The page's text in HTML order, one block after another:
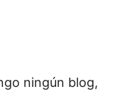
ningún blog,